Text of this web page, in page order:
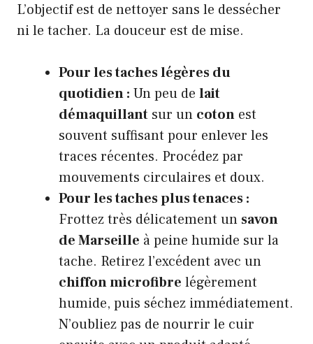
L’objectif est de nettoyer sans le dessécher
ni le tacher. La douceur est de mise.
Pour les taches légères du
quotidien : Un peu de lait
démaquillant sur un coton est
souvent suffisant pour enlever les
traces récentes. Procédez par
mouvements circulaires et doux.
Pour les taches plus tenaces :
Frottez très délicatement un savon
de Marseille à peine humide sur la
tache. Retirez l’excédent avec un
chiffon microfibre légèrement
humide, puis séchez immédiatement.
N’oubliez pas de nourrir le cuir